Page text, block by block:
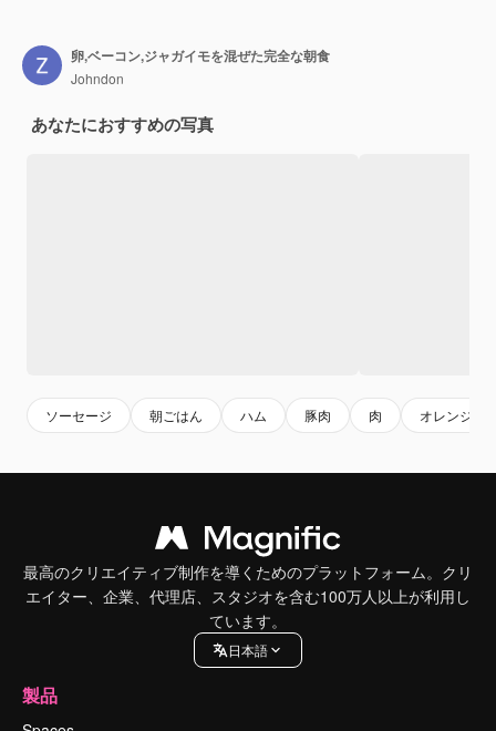
卵,ベーコン,ジャガイモを混ぜた完全な朝食
Johndon
あなたにおすすめの写真
ソーセージ 朝ごはん ハム 豚肉 肉 オレンジジ
最高のクリエイティブ制作を導くためのプラットフォーム。クリ
エイター、企業、代理店、スタジオを含む100万人以上が利用し
ています。
日本語
製品